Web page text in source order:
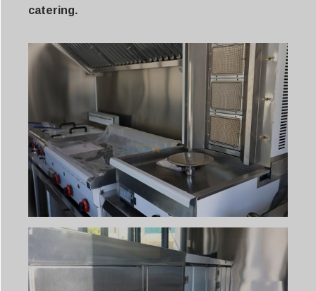
catering.